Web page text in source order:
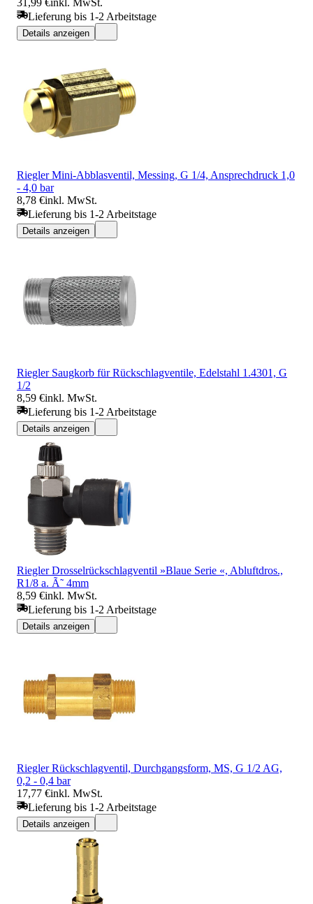
Lieferung bis 1-2 Arbeitstage
Details anzeigen
Riegler Mini-Abblasventil, Messing, G 1/4, Ansprechdruck 1,0
- 4,0 bar
8,78 €inkl. MwSt.
Lieferung bis 1-2 Arbeitstage
Details anzeigen
Riegler Saugkorb für Rückschlagventile, Edelstahl 1.4301, G
1/2
8,59 €inkl. MwSt.
Lieferung bis 1-2 Arbeitstage
Details anzeigen
Riegler Drosselrückschlagventil »Blaue Serie «, Abluftdros.,
R1/8 a. Ã˜ 4mm
8,59 €inkl. MwSt.
Lieferung bis 1-2 Arbeitstage
Details anzeigen
Riegler Rückschlagventil, Durchgangsform, MS, G 1/2 AG,
0,2 - 0,4 bar
17,77 €inkl. MwSt.
Lieferung bis 1-2 Arbeitstage
Details anzeigen